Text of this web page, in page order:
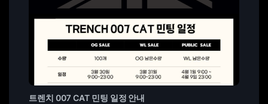
트렌치 007 CAT 민팅 일정 안내